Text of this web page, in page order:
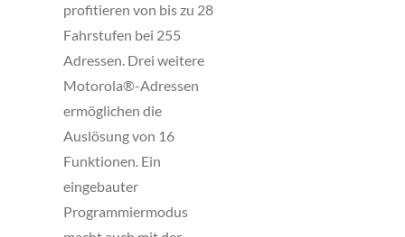
profitieren von bis zu 28
Fahrstufen bei 255
Adressen. Drei weitere
Motorola®-Adressen
ermöglichen die
Auslösung von 16
Funktionen. Ein
eingebauter
Programmiermodus